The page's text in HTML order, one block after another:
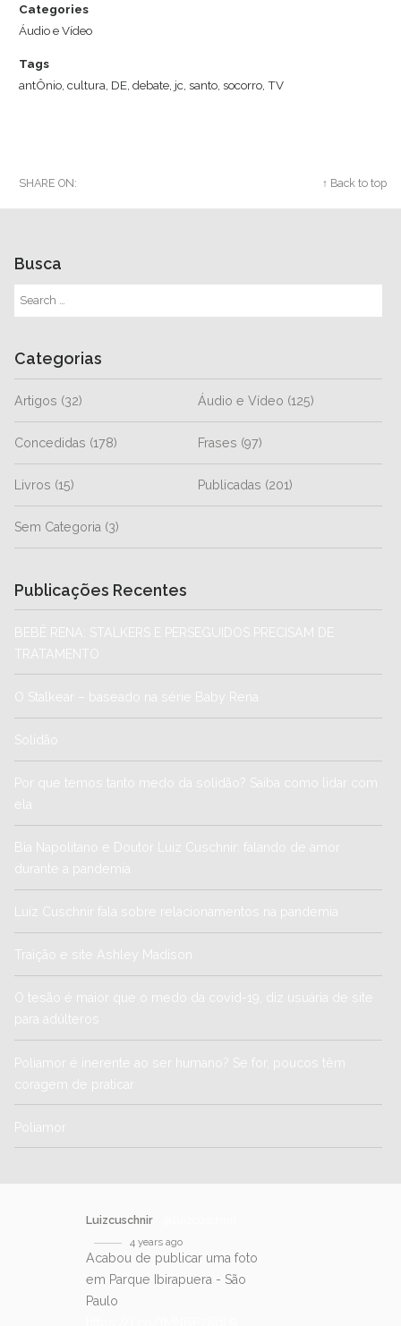
Categories
Áudio e Vídeo
Tags
antÔnio,cultura, DE,debate, jc,santo,socorro,TV
SHARE ON: ↑ Back to top
Busca
Categorias
Artigos (32) Áudio e Vídeo (125)
Concedidas (178) Frases (97)
Livros (15) Publicadas (201)
Sem Categoria (3)
Publicações Recentes
BEBÊ RENA: STALKERS E PERSEGUIDOS PRECISAM DE
TRATAMENTO
O Stalkear – baseado na série Baby Rena
Solidão
Por que temos tanto medo da solidão? Saiba como lidar com
ela
Bia Napolitano e Doutor Luiz Cuschnir: falando de amor
durante a pandemia
Luiz Cuschnir fala sobre relacionamentos na pandemia
Traição e site Ashley Madison
O tesão é maior que o medo da covid-19, diz usuária de site
para adúlteros
Poliamor é inerente ao ser humano? Se for, poucos têm
coragem de praticar
Poliamor
Luizcuschnir
4 years ago
Acabou de publicar uma foto
em Parque Ibirapuera - São
Paulo